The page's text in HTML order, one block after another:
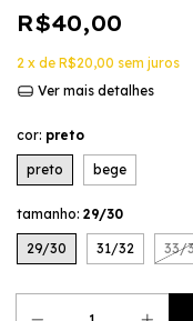
R$40,00
2 x de R$20,00 sem juros
Ver mais detalhes
cor: preto
preto bege
tamanho: 29/30
29/30 31/32 33/